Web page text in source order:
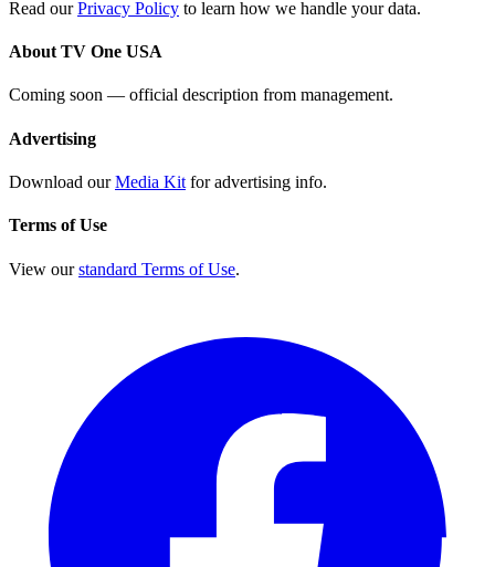
Read ourPrivacy Policy to learn how we handle your data.
About TV One USA
Coming soon — official description from management.
Advertising
Download ourMedia Kit for advertising info.
Terms of Use
View ourstandard Terms of Use.